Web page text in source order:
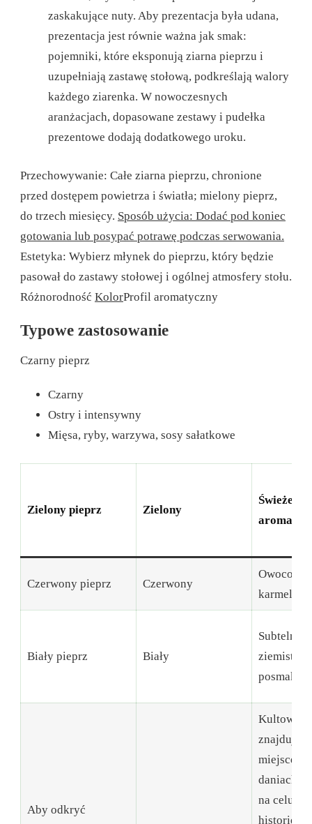
zaskakujące nuty. Aby prezentacja była udana,
prezentacja jest równie ważna jak smak:
pojemniki, które eksponują ziarna pieprzu i
uzupełniają zastawę stołową, podkreślają walory
każdego ziarenka. W nowoczesnych
aranżacjach, dopasowane zestawy i pudełka
prezentowe dodają dodatkowego uroku.
Przechowywanie: Całe ziarna pieprzu, chronione
przed dostępem powietrza i światła; mielony pieprz,
do trzech miesięcy. Sposób użycia: Dodać pod koniec
gotowania lub posypać potrawę podczas serwowania.
Estetyka: Wybierz młynek do pieprzu, który będzie
pasował do zastawy stołowej i ogólnej atmosfery stołu.
Różnorodność KolorProfil aromatyczny
Typowe zastosowanie
Czarny pieprz
Czarny
Ostry i intensywny
Mięsa, ryby, warzywa, sosy sałatkowe
Zielony pieprz Zielony
Świeże i
aromaty
Czerwony pieprz Czerwony
Owocowe
Biały pieprz Biały
Subtelny z
ziemistym
Aby odkryć
Kultowe
znajdują
miejsce w
daniach,
na celu
historię.